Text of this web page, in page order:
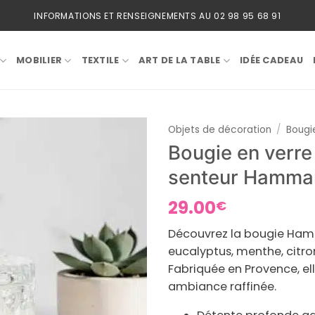
INFORMATIONS ET RENSEIGNEMENTS AU 02 98 95 68 91
MOBILIER TEXTILE ART DE LA TABLE IDÉE CADEAU
Objets de décoration /
Bougie en
senteur
29.00€
Découvrez la bougie
eucalyptus, menthe,
Fabriquée en Provence,
ambiance raffinée.